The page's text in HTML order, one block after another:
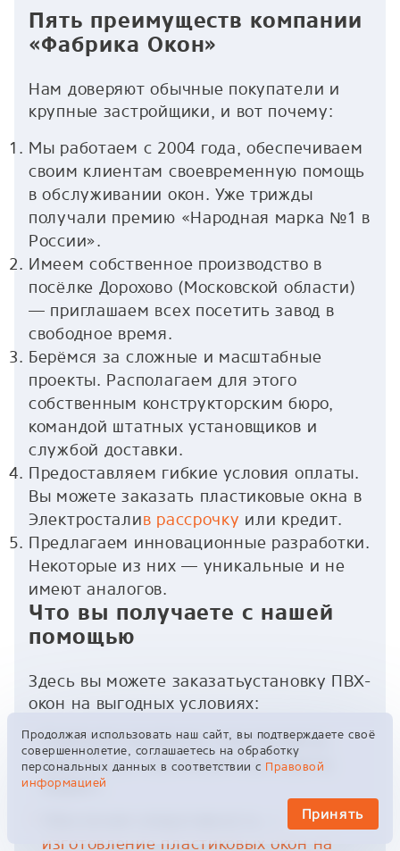
Продолжая использовать наш сайт, вы подтверждаете своё
совершеннолетие, соглашаетесь на обработку
персональных данных в соответствии с Правовой
информацией
Принять
Пять преимуществ компании
«Фабрика Окон»
Нам доверяют обычные покупатели и
крупные застройщики, и вот почему:
Мы работаем с 2004 года, обеспечиваем
своим клиентам своевременную помощь
в обслуживании окон. Уже трижды
получали премию «Народная марка №1 в
России».
Имеем собственное производство в
посёлке Дорохово (Московской области)
— приглашаем всех посетить завод в
свободное время.
Берёмся за сложные и масштабные
проекты. Располагаем для этого
собственным конструкторским бюро,
командой штатных установщиков и
службой доставки.
Предоставляем гибкие условия оплаты.
Вы можете заказать пластиковые окна в
Электросталив рассрочку или кредит.
Предлагаем инновационные разработки.
Некоторые из них — уникальные и не
имеют аналогов.
Что вы получаете с нашей
помощью
Здесь вы можете заказатьустановку ПВХ-
окон на выгодных условиях:
Подберём профили, стеклопакеты,
фурнитуру под конкретную задачу,
бюджет.
изготовление пластиковых окон на